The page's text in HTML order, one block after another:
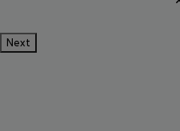
Next